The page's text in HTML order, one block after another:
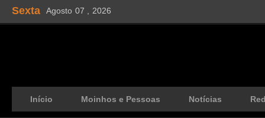
Sexta Agosto 07 , 2026
Início Moinhos e Pessoas Notícias